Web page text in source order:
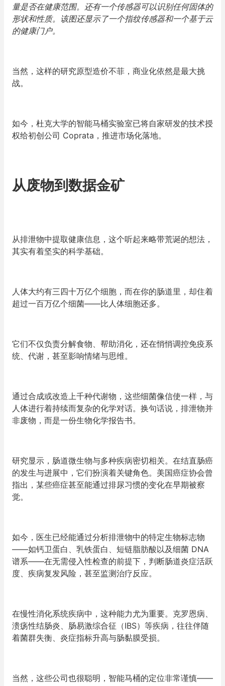
量是否在健康范围。还有一个传感器可以识别任何固体的
形状和性质。该图还显示了一个指纹传感器和一个基于云
的健康门户。
当然，这样的研究原型造价不菲，商业化依然是最大挑
战。
如今，杜克大学的智能马桶实验室已将自家研发的技术授
权给初创公司 Coprata，推进市场化落地。
从废物到数据金矿
从排泄物中提取健康信息，这个听起来略带荒诞的想法，
其实有着坚实的科学基础。
人体大约有三四十万亿个细胞，而在你的肠道里，却住着
超过一百万亿个细菌——比人体细胞还多。
它们不仅负责分解食物、帮助消化，还在悄悄调控免疫系
统、代谢，甚至影响情绪与思维。
通过合成或改造上千种代谢物，这些细菌像信使一样，与
人体进行着持续而复杂的化学对话。换句话说，排泄物并
非废物，而是一份生物化学报告书。
研究显示，肠道微生物与多种疾病密切相关。在结直肠癌
的发生与进展中，它们扮演着关键角色。美国癌症协会曾
指出，某些癌症甚至能通过排尿习惯的变化在早期被察
觉。
如今，医生已经能通过分析排泄物中的特定生物标志物
——如钙卫蛋白、乳铁蛋白、短链脂肪酸以及细菌 DNA
谱系——在无需侵入性检查的前提下，判断肠道炎症活跃
度、疾病复发风险，甚至监测治疗反应。
在慢性消化系统疾病中，这种能力尤为重要。克罗恩病、
溃疡性结肠炎、肠易激综合征（IBS）等疾病，往往伴随
着菌群失衡、炎症指标升高与肠黏膜受损。
当然，这些公司也很聪明，智能马桶的定位非常谨慎——